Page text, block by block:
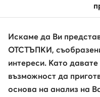
още 15% Код: SUMMER
Промоция
Ugg
Искаме да Ви
ОТСТЪПКИ,
интереси. Като
възможност да
основа на анализ на